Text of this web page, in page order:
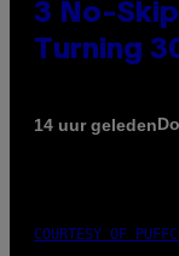
3 No-
Turning
14 uur geleden
COURTESY OF